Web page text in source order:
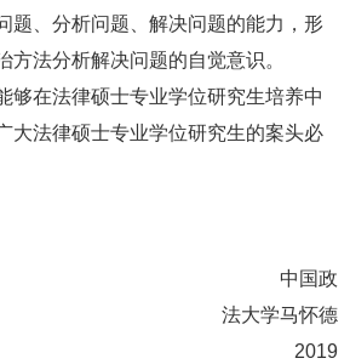
题、分析问题、解决问题的能力，形
方法分析解决问题的自觉意识。
在法律硕士专业学位研究生培养中
大法律硕士专业学位研究生的案头必
政
法大学马怀德